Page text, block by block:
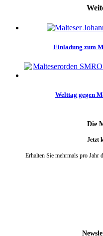
Einladung zum
Welttag gegen
Die
Jetzt
Erhalten Sie mehrmals pro Jahr